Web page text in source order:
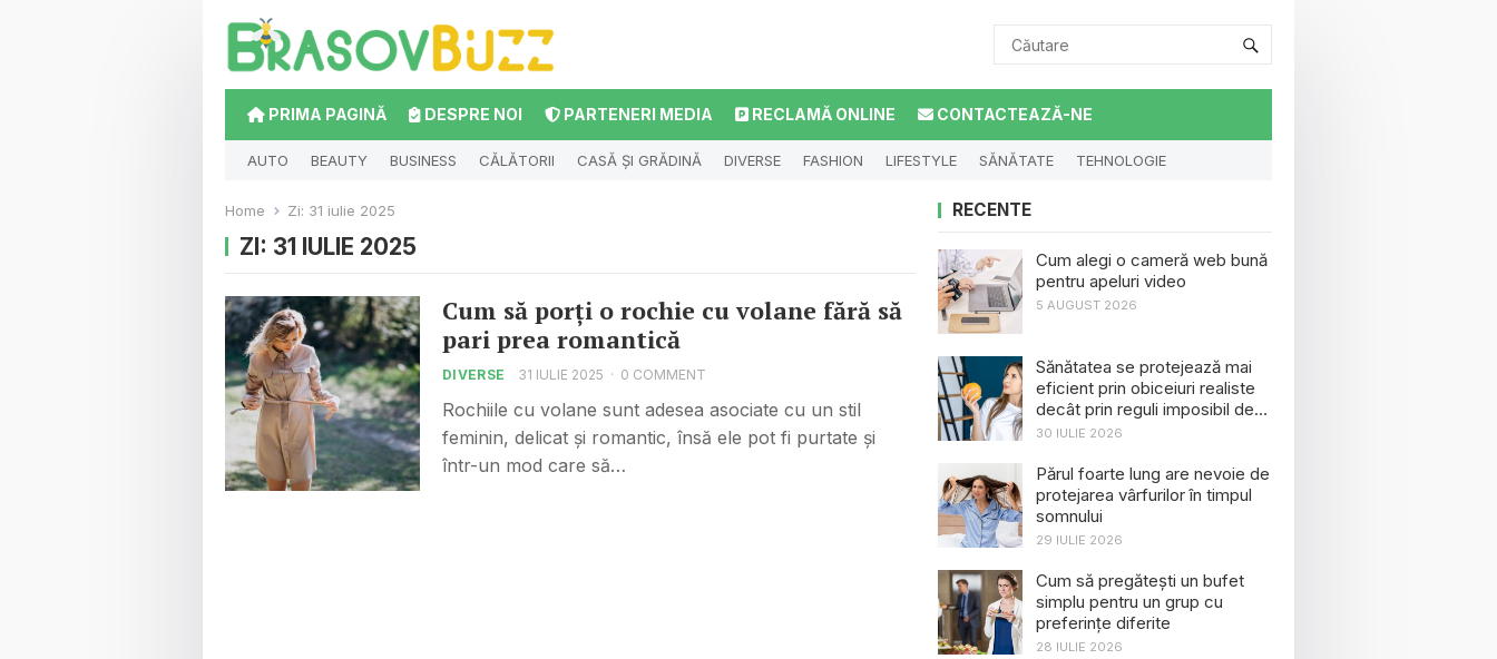
PRIMA PAGINĂ DESPRE NOI PARTENERI MEDIA RECLAMĂ ONLINE CONTACTEAZĂ-NE
AUTO BEAUTY BUSINESS CĂLĂTORII CASĂ ȘI GRĂDINĂ DIVERSE FASHION LIFESTYLE SĂNĂTATE TEHNOLOGIE
Home Zi: 31 iulie 2025
ZI: 31 IULIE 2025
Cum să porți o rochie cu volane fără să
pari prea romantică
DIVERSE 31 IULIE 2025 · 0 COMMENT
Rochiile cu volane sunt adesea asociate cu un stil
feminin, delicat și romantic, însă ele pot fi purtate și
într-un mod care să…
RECENTE
Cum alegi o cameră web bună
pentru apeluri video
5 AUGUST 2026
Sănătatea se protejează mai
eficient prin obiceiuri realiste
decât prin reguli imposibil de
menținut
30 IULIE 2026
Părul foarte lung are nevoie de
protejarea vârfurilor în timpul
somnului
29 IULIE 2026
Cum să pregătești un bufet
simplu pentru un grup cu
preferințe diferite
28 IULIE 2026